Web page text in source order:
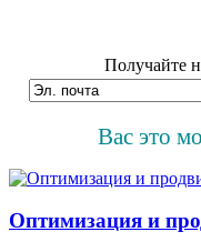
Получайте
Вас это
Оптимизация и